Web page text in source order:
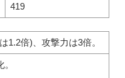
419
1.2倍)、攻撃力は3倍。